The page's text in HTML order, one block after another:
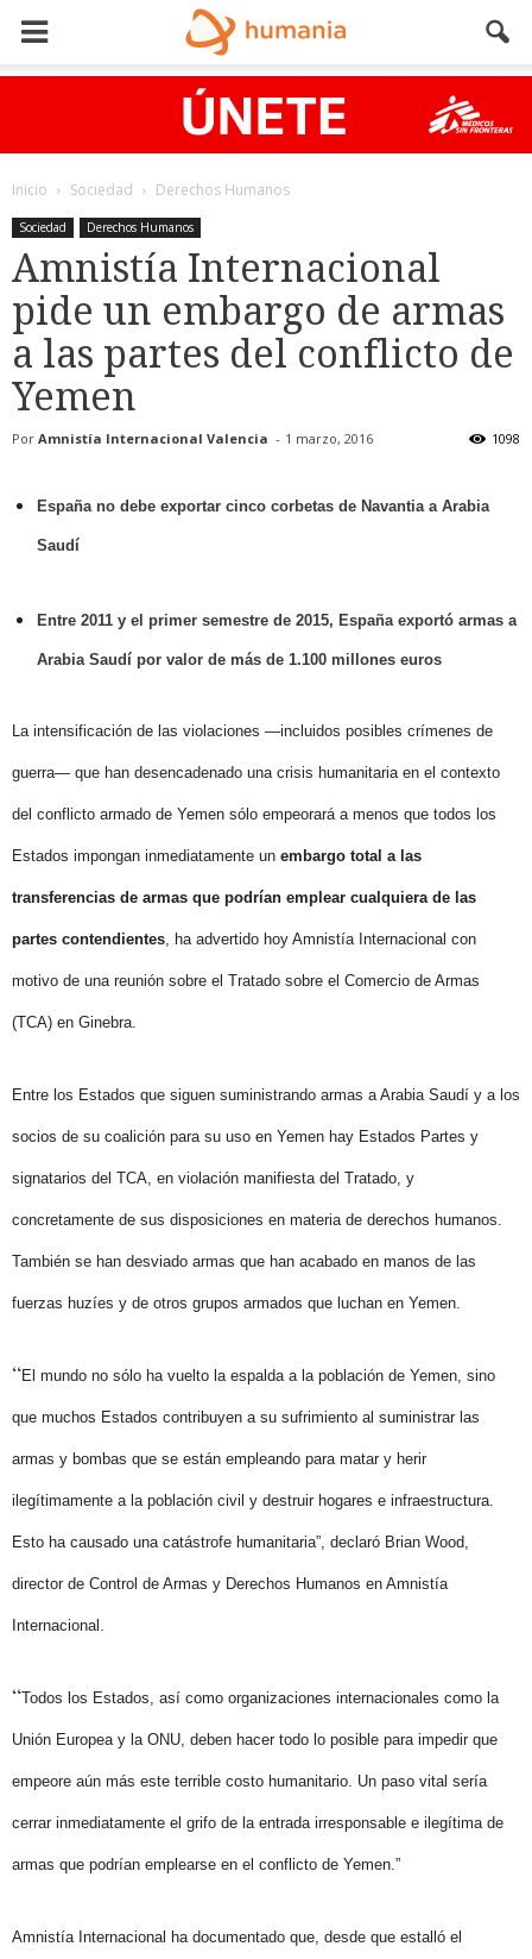
Inicio Sociedad Derechos Humanos
Sociedad Derechos Humanos
Amnistía Internacional
pide un embargo de armas
a las partes del conflicto de
Yemen
Por Amnistía Internacional Valencia - 1 marzo, 2016 1098
España no debe exportar cinco corbetas de Navantia a Arabia
Saudí
Entre 2011 y el primer semestre de 2015, España exportó armas a
Arabia Saudí por valor de más de 1.100 millones euros
La intensificación de las violaciones —incluidos posibles crímenes de
guerra— que han desencadenado una crisis humanitaria en el contexto
del conflicto armado de Yemen sólo empeorará a menos que todos los
Estados impongan inmediatamente un embargo total a las
transferencias de armas que podrían emplear cualquiera de las
partes contendientes, ha advertido hoy Amnistía Internacional con
motivo de una reunión sobre el Tratado sobre el Comercio de Armas
(TCA) en Ginebra.
Entre los Estados que siguen suministrando armas a Arabia Saudí y a los
socios de su coalición para su uso en Yemen hay Estados Partes y
signatarios del TCA, en violación manifiesta del Tratado, y
concretamente de sus disposiciones en materia de derechos humanos.
También se han desviado armas que han acabado en manos de las
fuerzas huzíes y de otros grupos armados que luchan en Yemen.
“El mundo no sólo ha vuelto la espalda a la población de Yemen, sino
que muchos Estados contribuyen a su sufrimiento al suministrar las
armas y bombas que se están empleando para matar y herir
ilegítimamente a la población civil y destruir hogares e infraestructura.
Esto ha causado una catástrofe humanitaria”, declaró Brian Wood,
director de Control de Armas y Derechos Humanos en Amnistía
Internacional.
“Todos los Estados, así como organizaciones internacionales como la
Unión Europea y la ONU, deben hacer todo lo posible para impedir que
empeore aún más este terrible costo humanitario. Un paso vital sería
cerrar inmediatamente el grifo de la entrada irresponsable e ilegítima de
armas que podrían emplearse en el conflicto de Yemen.”
Amnistía Internacional ha documentado que, desde que estalló el